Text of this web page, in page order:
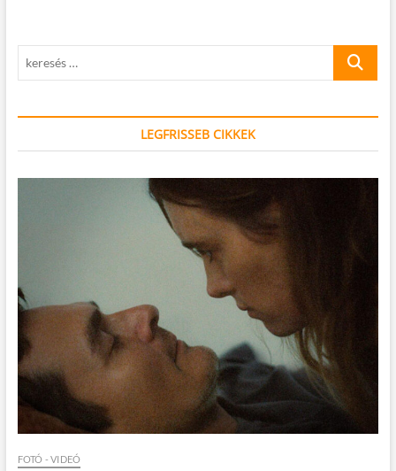
keresés
LEGFRISSEB CIKKEK
FOTÓ - VIDEÓ